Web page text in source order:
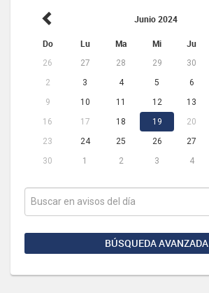
Junio 2024
Do Lu Ma Mi Ju
26 27 28 29 30
2
3 4 5 6
9
10 11 12 13
16
17 18 19 20
23
24 25 26 27
30
1 2 3 4
BÚSQUEDA AVANZADA